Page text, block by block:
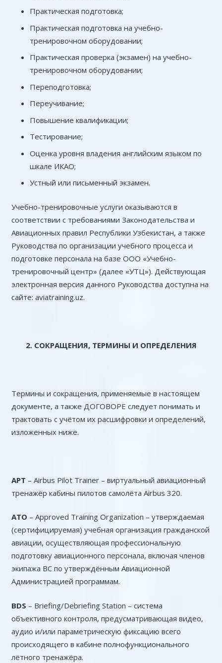
Практическая подготовка;
Практическая подготовка на учебно-
тренировочном оборудовании;
Практическая проверка (экзамен) на учебно-
тренировочном оборудовании;
Переподготовка;
Переучивание;
Повышение квалификации;
Тестирование;
Оценка уровня владения английским языком по
шкале ИКАО;
Устный или письменный экзамен.
Учебно-тренировочные услуги оказываются в
соответствии с требованиями Законодательства и
Авиационных правил Республики Узбекистан, а также
Руководства по организации учебного процесса и
подготовке персонала на базе ООО «Учебно-
тренировочный центр» (далее «УТЦ»). Действующая
электронная версия данного Руководства доступна на
сайте: aviatraining.uz.
2. СОКРАЩЕНИЯ, ТЕРМИНЫ И ОПРЕДЕЛЕНИЯ
Термины и сокращения, применяемые в настоящем
документе, а также ДОГОВОРЕ следует понимать и
трактовать с учётом их расшифровки и определений,
изложенных ниже.
APT – Airbus Pilot Trainer – виртуальный авиационный
тренажёр кабины пилотов самолёта Airbus 320.
ATO – Approved Training Organization – утверждаемая
(сертифицируемая) учебная организация гражданской
авиации, осуществляющая профессиональную
подготовку авиационного персонала, включая членов
экипажа ВС по утверждённым Авиационной
Администрацией программам.
BDS – Briefing/Debriefing Station – система
объективного контроля, предусматривающая видео,
аудио и/или параметрическую фиксацию всего
происходящего в кабине полнофункционального
лётного тренажёра.